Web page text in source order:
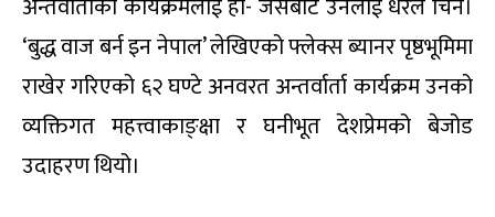
अन्तर्वार्ताको कार्यक्रमलाई हो- जसबाट उनलाई धेरैले चिने।
‘बुद्ध वाज बर्न इन नेपाल’ लेखिएको फ्लेक्स ब्यानर पृष्ठभूमिमा
राखेर गरिएको ६२ घण्टे अनवरत अन्तर्वार्ता कार्यक्रम उनको
व्यक्तिगत महत्त्वाकाङ्क्षा र घनीभूत देशप्रेमको बेजोड
उदाहरण थियो।